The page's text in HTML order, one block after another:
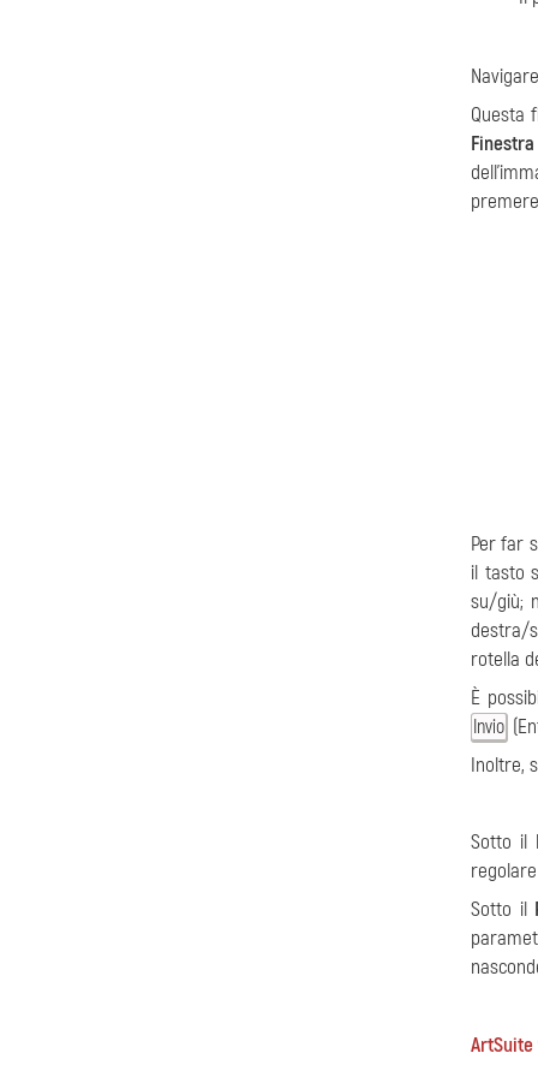
Questa
Per far
il tasto
su/giù;
destra/
rotella
È
Invio
Inoltre,
Sotto il
Sotto il
ArtSuite